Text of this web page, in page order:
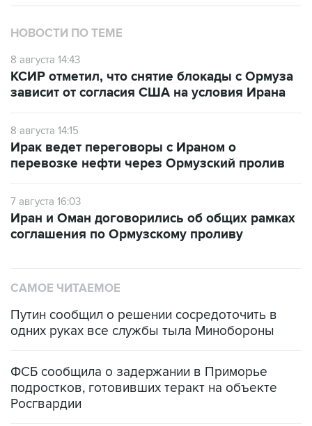
НОВОСТИ ПО ТЕМЕ
8 августа 14:43
КСИР отметил, что снятие блокады с Ормуза
зависит от согласия США на условия Ирана
8 августа 14:15
Ирак ведет переговоры с Ираном о
перевозке нефти через Ормузский пролив
7 августа 16:03
Иран и Оман договорились об общих рамках
соглашения по Ормузскому проливу
САМОЕ ЧИТАЕМОЕ
Путин сообщил о решении сосредоточить в
одних руках все службы тыла Минобороны
ФСБ сообщила о задержании в Приморье
подростков, готовивших теракт на объекте
Росгвардии